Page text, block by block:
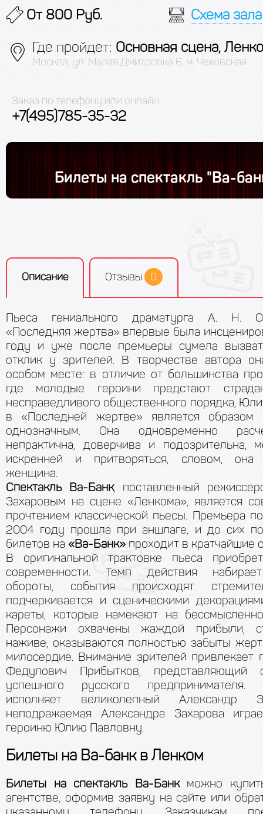
От 800 Руб.
Схема зала
Где пройдет: Основная сцена,
Москва, ул. Малая Дмитровка 6, м. Чеховская
Заказ по телефону или онлайн:
+7(495)785-35-32
Билеты на спектакль "Ва-
Описание Отзывы 0
Пьеса гениального драматурга А. Н.
«Последняя жертва» впервые была
году и уже после премьеры сумела
отклик у зрителей. В творчестве автора
особом месте: в отличие от большинства
где молодые героини предстают
несправедливого общественного порядка,
в «Последней жертве» является образом
однозначным. Она одновременно
непрактична, доверчива и подозрительна,
искренней и притворяться, словом, она
женщина.
Спектакль Ва-Банк, поставленный
Захаровым на сцене «Ленкома», является
прочтением классической пьесы. Премьера
2004 году прошла при аншлаге, и до сих
билетов на «Ва-Банк» проходит в кратчайшие
В оригинальной трактовке пьеса
современности. Темп действия
обороты, события происходят
подчеркивается и сценическими
кареты, которые намекают на
Персонажи охвачены жаждой прибыли,
наживе, оказываются полностью забыты
милосердие. Внимание зрителей привлекает
Федулович Прибытков, представляющий
успешного русского
исполняет великолепный Александр
неподражаемая Александра Захарова
героиню Юлию Павловну.
Билеты на Ва-банк в Ленком
Билеты на спектакль Ва-Банкможно
агентстве, оформив заявку на сайте или